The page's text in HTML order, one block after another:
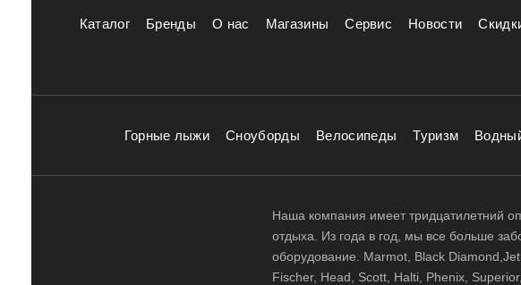
Каталог Бренды О нас Магазины Сервис Новости
Горные лыжи Сноуборды Велосипеды Туризм
Наша компания имеет тридцатилетний
отдыха. Из года в год, мы все больше
оборудование. Marmot, Black
Fischer, Head, Scott, Halti, Phenix,